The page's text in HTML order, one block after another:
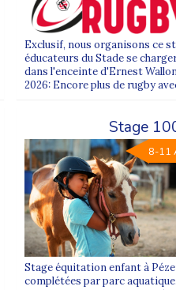
Exclusif, nous organisons ce
éducateurs du Stade se
dans l'enceinte d'Ernest
2026: Encore plus de rugby
Stage
8-11
Stage équitation enfant à
complétées par parc